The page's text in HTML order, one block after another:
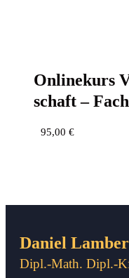
Online­kurs
schaft –
95,00 €
Daniel
Dipl.-Math. Dipl.-